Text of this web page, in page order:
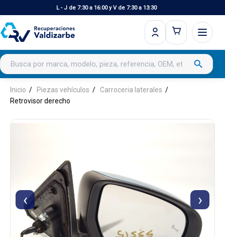
L - J de 7:30 a 16:00 y V de 7:30 a 13:30
Buscar productos search
Inicio Piezas vehículos
Carroceria laterales
Retrovisor derecho
‹ ›